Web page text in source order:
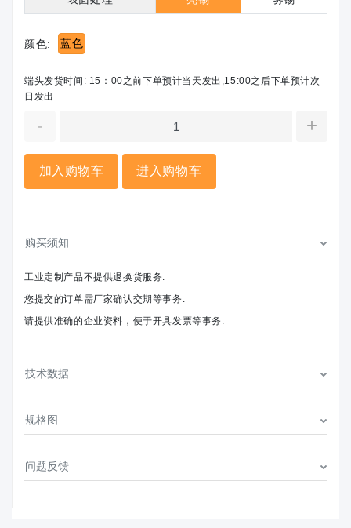
颜色: 蓝色
端头发货时间: 15：00之前下单预计当天发出,15:00之后下单预计次
日发出
- +
加入购物车 进入购物车
购买须知
工业定制产品不提供退换货服务.
您提交的订单需厂家确认交期等事务.
请提供准确的企业资料，便于开具发票等事务.
技术数据
规格图
问题反馈